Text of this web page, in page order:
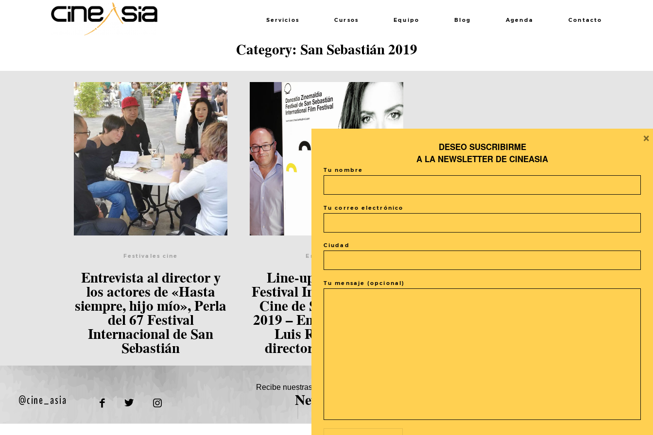
Servicios Cursos Equipo Blog Agenda Contacto
Category: San Sebastián 2019
Lee el Post
Festivales cine
Entrevista al director y
los actores de «Hasta
siempre, hijo mío», Perla
del 67 Festival
Internacional de San
Sebastián
Entrevistas
Line-up asiático del
Festival Internacional de
Cine de San Sebastián
2019 – Entrevista a José
Luis Rebordinos,
director del Festival.
@cine_asia
Recibe nuestras novedades en tu buzón!
Newsletter
DESEO SUSCRIBIRME
A LA NEWSLETTER DE CINEASIA
Tu nombre
Tu correo electrónico
Ciudad
Tu mensaje (opcional)
×